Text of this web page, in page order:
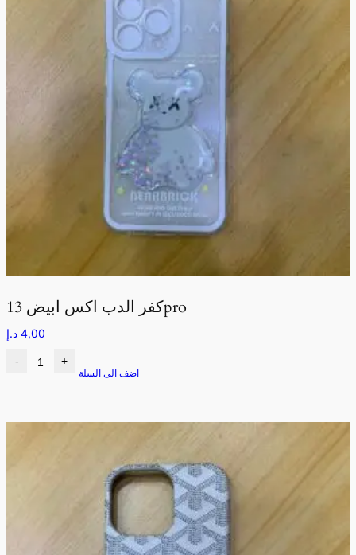
كفر الدب اكس ابيض 13pro
4,00 د.إ
- +
اضف الى السلة